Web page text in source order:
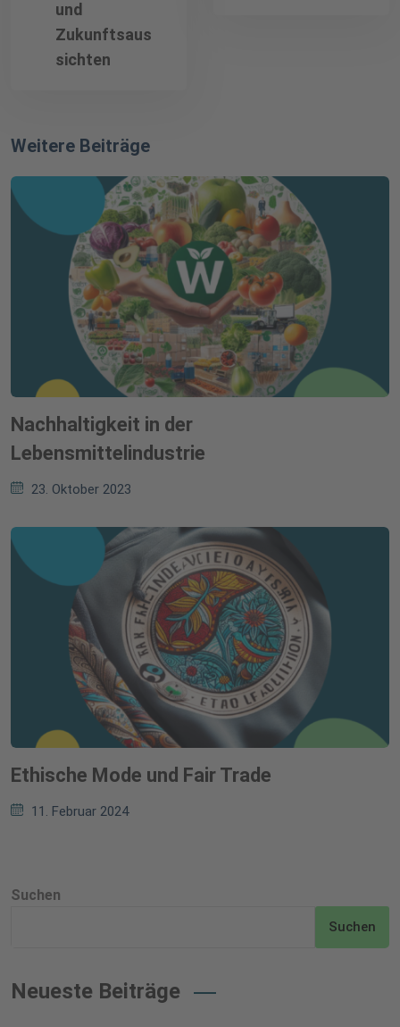
und
Zukunftsaus
sichten
Weitere Beiträge
Nachhaltigkeit in der
Lebensmittelindustrie
23. Oktober 2023
Ethische Mode und Fair Trade
11. Februar 2024
Suchen
Suchen
Neueste Beiträge